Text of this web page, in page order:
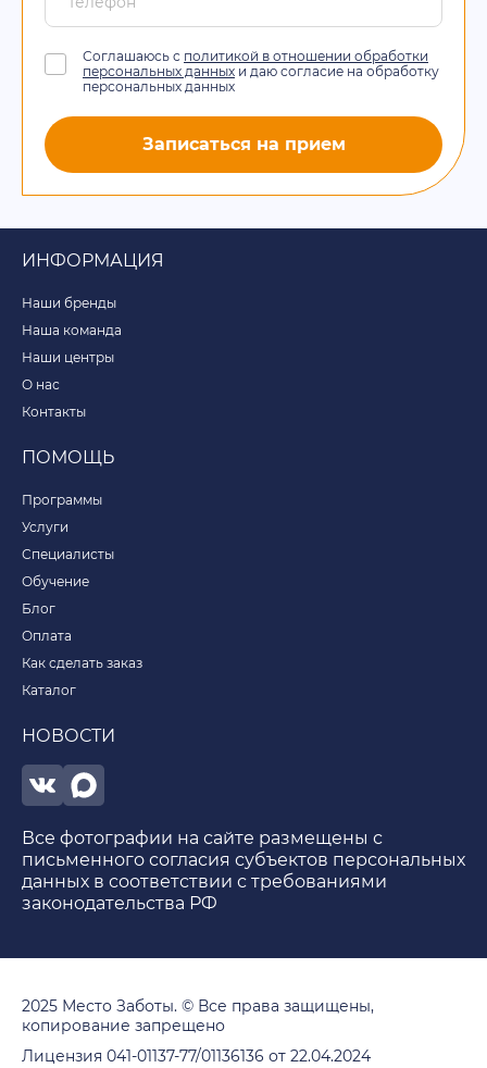
Соглашаюсь с политикой в отношении обработки
персональных данных и даю согласие на обработку
персональных данных
Записаться на прием
ИНФОРМАЦИЯ
Наши бренды
Наша команда
Наши центры
О нас
Контакты
ПОМОЩЬ
Программы
Услуги
Специалисты
Обучение
Блог
Оплата
Как сделать заказ
Каталог
НОВОСТИ
Все фотографии на сайте размещены с
письменного согласия субъектов персональных
данных в соответствии с требованиями
законодательства РФ
2025 Место Заботы. © Все права защищены,
копирование запрещено
Лицензия 041-01137-77/01136136 от 22.04.2024